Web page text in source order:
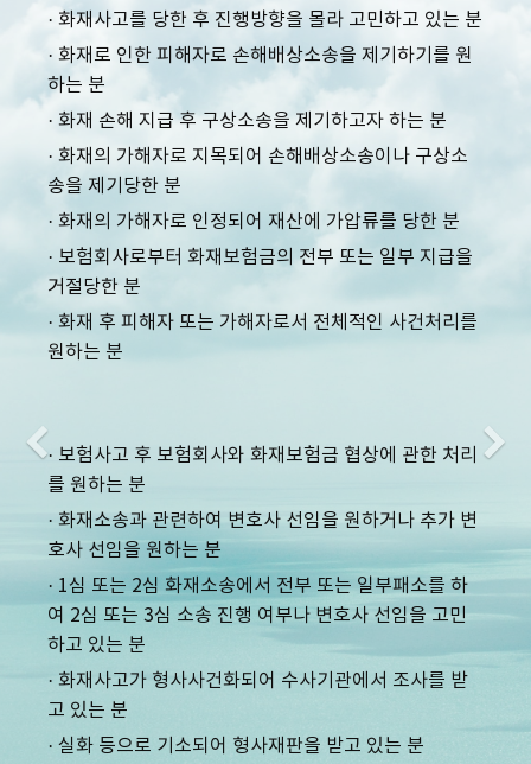
· 화재사고를 당한 후 진행방향을 몰라 고민하고 있는 분
· 화재로 인한 피해자로 손해배상소송을 제기하기를 원
하는 분
· 화재 손해 지급 후 구상소송을 제기하고자 하는 분
· 화재의 가해자로 지목되어 손해배상소송이나 구상소
송을 제기당한 분
· 화재의 가해자로 인정되어 재산에 가압류를 당한 분
· 보험회사로부터 화재보험금의 전부 또는 일부 지급을
거절당한 분
· 화재 후 피해자 또는 가해자로서 전체적인 사건처리를
원하는 분
· 보험사고 후 보험회사와 화재보험금 협상에 관한 처리
를 원하는 분
· 화재소송과 관련하여 변호사 선임을 원하거나 추가 변
호사 선임을 원하는 분
· 1심 또는 2심 화재소송에서 전부 또는 일부패소를 하
여 2심 또는 3심 소송 진행 여부나 변호사 선임을 고민
하고 있는 분
· 화재사고가 형사사건화되어 수사기관에서 조사를 받
고 있는 분
· 실화 등으로 기소되어 형사재판을 받고 있는 분
Previous